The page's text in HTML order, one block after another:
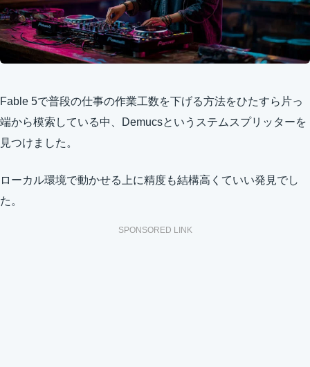
Fable 5で普段の仕事の作業工数を下げる方法をひたすら片っ
端から模索している中、Demucsというステムスプリッターを
見つけました。
ローカル環境で動かせる上に精度も結構高くていい発見でし
た。
SPONSORED LINK